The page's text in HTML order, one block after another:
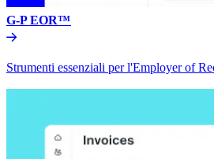
G-P EOR™​​
Strumenti essenziali per l'Employer of